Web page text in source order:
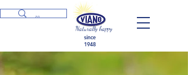
Naturally happy
since
1948